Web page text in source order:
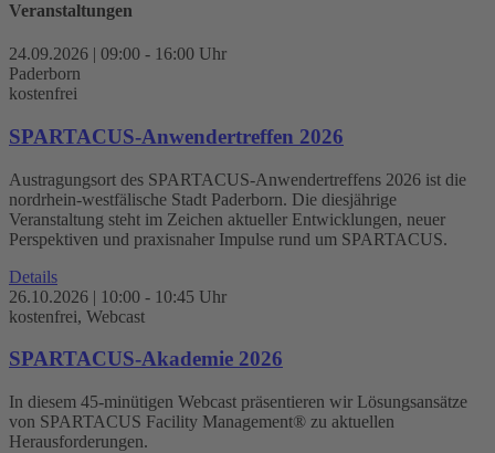
Veranstaltungen
24.09.2026 | 09:00 - 16:00 Uhr
Paderborn
kostenfrei
SPARTACUS-Anwendertreffen 2026
Austragungsort des SPARTACUS-Anwendertreffens 2026 ist die
nordrhein-westfälische Stadt Paderborn. Die diesjährige
Veranstaltung steht im Zeichen aktueller Entwicklungen, neuer
Perspektiven und praxisnaher Impulse rund um SPARTACUS.
Details
26.10.2026 | 10:00 - 10:45 Uhr
kostenfrei, Webcast
SPARTACUS-Akademie 2026
In diesem 45-minütigen Webcast präsentieren wir Lösungsansätze
von SPARTACUS Facility Management® zu aktuellen
Herausforderungen.